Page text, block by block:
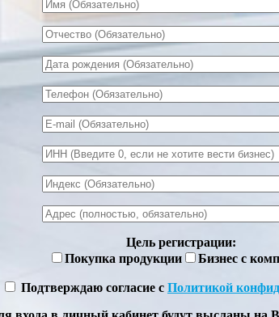
Цель регистрации:
Покупка продукции
Бизнес с
Подтверждаю согласие с Политикой